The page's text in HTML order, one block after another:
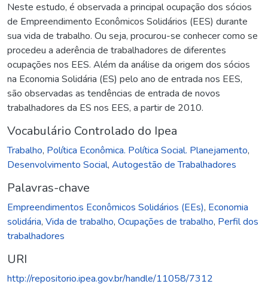
Neste estudo, é observada a principal ocupação dos sócios
de Empreendimento Econômicos Solidários (EES) durante
sua vida de trabalho. Ou seja, procurou-se conhecer como se
procedeu a aderência de trabalhadores de diferentes
ocupações nos EES. Além da análise da origem dos sócios
na Economia Solidária (ES) pelo ano de entrada nos EES,
são observadas as tendências de entrada de novos
trabalhadores da ES nos EES, a partir de 2010.
Vocabulário Controlado do Ipea
Trabalho, Política Econômica. Política Social. Planejamento,
Desenvolvimento Social, Autogestão de Trabalhadores
Palavras-chave
Empreendimentos Econômicos Solidários (EEs), Economia
solidária, Vida de trabalho, Ocupações de trabalho, Perfil dos
trabalhadores
URI
http://repositorio.ipea.gov.br/handle/11058/7312